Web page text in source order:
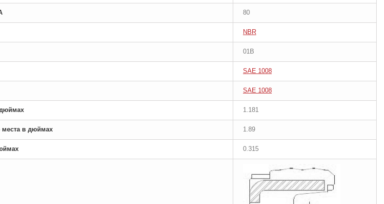
80
NBR
01B
SAE 1008
SAE 1008
1.181
места в дюймах 1.89
0.315